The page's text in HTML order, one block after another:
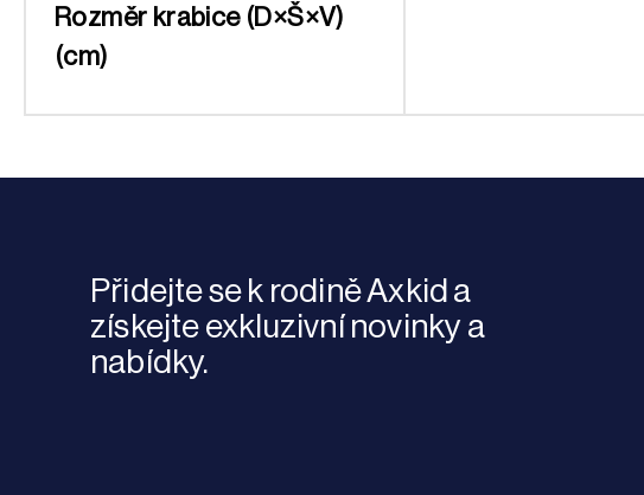
Rozměr krabice (D×Š×V)
(cm)
Přidejte se k rodině Axkid a
získejte exkluzivní novinky a
nabídky.